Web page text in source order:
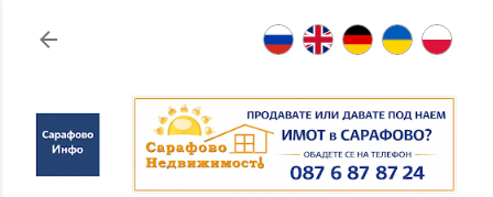
Пропускане към основното съдържание